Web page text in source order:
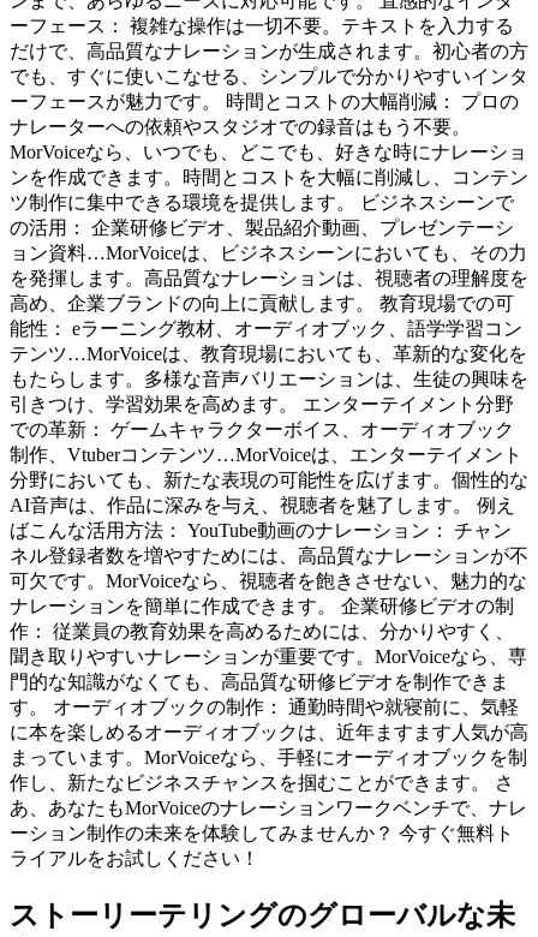
ーフェース： 複雑な操作は一切不要。テキストを入力する
だけで、高品質なナレーションが生成されます。初心者の方
でも、すぐに使いこなせる、シンプルで分かりやすいインタ
ーフェースが魅力です。 時間とコストの大幅削減： プロの
ナレーターへの依頼やスタジオでの録音はもう不要。
MorVoiceなら、いつでも、どこでも、好きな時にナレーショ
ンを作成できます。時間とコストを大幅に削減し、コンテン
ツ制作に集中できる環境を提供します。 ビジネスシーンで
の活用： 企業研修ビデオ、製品紹介動画、プレゼンテーシ
ョン資料…MorVoiceは、ビジネスシーンにおいても、その力
を発揮します。高品質なナレーションは、視聴者の理解度を
高め、企業ブランドの向上に貢献します。 教育現場での可
能性： eラーニング教材、オーディオブック、語学学習コン
テンツ…MorVoiceは、教育現場においても、革新的な変化を
もたらします。多様な音声バリエーションは、生徒の興味を
引きつけ、学習効果を高めます。 エンターテイメント分野
での革新： ゲームキャラクターボイス、オーディオブック
制作、Vtuberコンテンツ…MorVoiceは、エンターテイメント
分野においても、新たな表現の可能性を広げます。個性的な
AI音声は、作品に深みを与え、視聴者を魅了します。 例え
ばこんな活用方法： YouTube動画のナレーション： チャン
ネル登録者数を増やすためには、高品質なナレーションが不
可欠です。MorVoiceなら、視聴者を飽きさせない、魅力的な
ナレーションを簡単に作成できます。 企業研修ビデオの制
作： 従業員の教育効果を高めるためには、分かりやすく、
聞き取りやすいナレーションが重要です。MorVoiceなら、専
門的な知識がなくても、高品質な研修ビデオを制作できま
す。 オーディオブックの制作： 通勤時間や就寝前に、気軽
に本を楽しめるオーディオブックは、近年ますます人気が高
まっています。MorVoiceなら、手軽にオーディオブックを制
作し、新たなビジネスチャンスを掴むことができます。 さ
あ、あなたもMorVoiceのナレーションワークベンチで、ナレ
ーション制作の未来を体験してみませんか？ 今すぐ無料ト
ライアルをお試しください！
ストーリーテリングのグローバルな未